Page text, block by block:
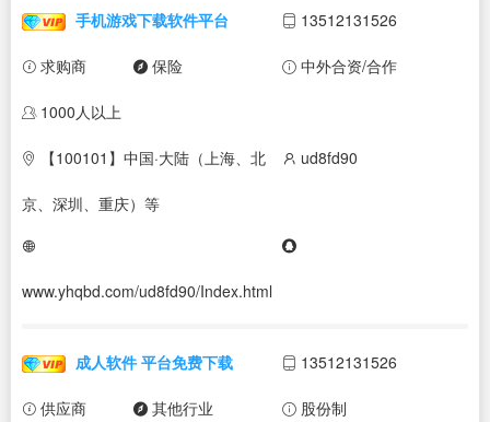
手机游戏下载软件平台 13512131526
求购商 保险 中外合资/合作
1000人以上
【100101】中国·大陆（上海、北
京、深圳、重庆）等
ud8fd90
www.yhqbd.com/ud8fd90/Index.html
成人软件 平台免费下载 13512131526
供应商 其他行业 股份制